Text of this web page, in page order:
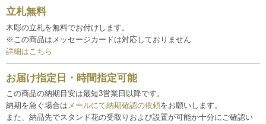
立札無料
木彫の立札を無料でお付けします。
※この商品はメッセージカードは対応しておりません
詳細はこちら
お届け指定日・時間指定可能
この商品の納期目安は最短3営業日以降です。
納期を急ぐ場合は メールにて納期確認の依頼をお願いします。
また、納品先でスタンド花の受取りおよび設置が可能か十分にご確認い